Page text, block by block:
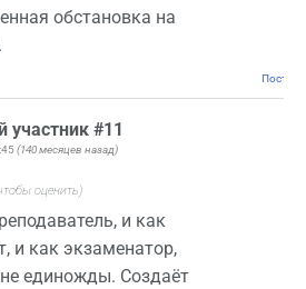
обстановка на
#11
(140 месяцев назад)
оценить)
и как
и как экзаменатор,
единожды. Создаёт